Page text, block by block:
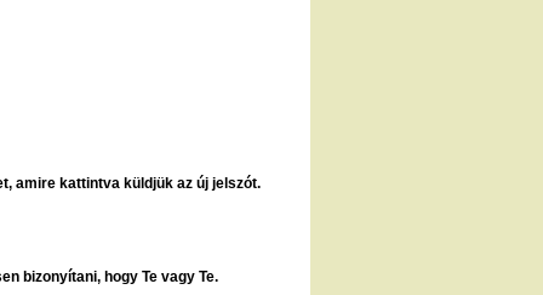
amire kattintva küldjük az új jelszót.
bizonyítani, hogy Te vagy Te.